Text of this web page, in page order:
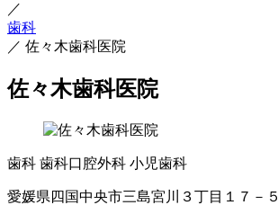
／
歯科
／ 佐々木歯科医院
佐々木歯科医院
歯科 歯科口腔外科 小児歯科
愛媛県四国中央市三島宮川３丁目１７－５